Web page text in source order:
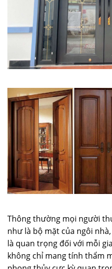
Thông thường mọi người
như là bộ mặt của ngôi
là quan trọng đối với mỗi
không chỉ mang tính thẩm